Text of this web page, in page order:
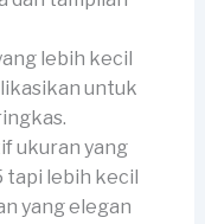
lebih kecil
untuk
ukuran yang
tapi lebih kecil
yang elegan